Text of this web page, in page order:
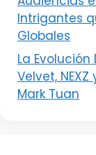
Intrigantes
Globales
La
Velvet,
Mark Tuan